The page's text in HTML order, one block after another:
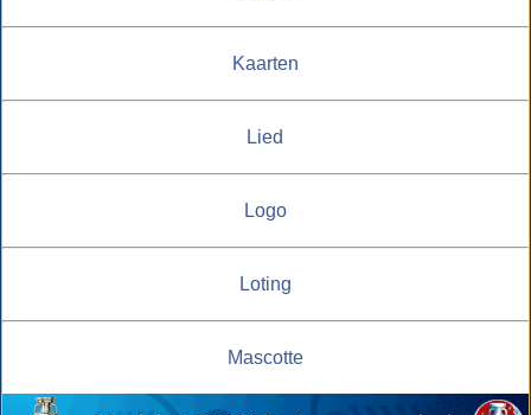
Kaarten
Lied
Logo
Loting
Mascotte